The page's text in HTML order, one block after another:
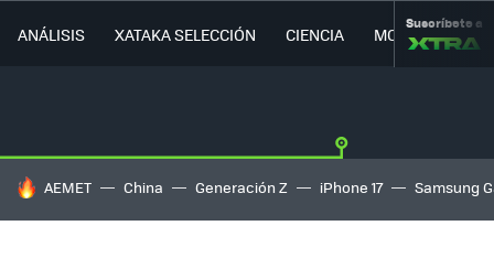
ANÁLISIS XATAKA SELECCIÓN CIENCIA MOVILIDAD
Suscríbete a
HOY SE HABLA DE
AEMET China Generación Z iPhone 17 Samsung